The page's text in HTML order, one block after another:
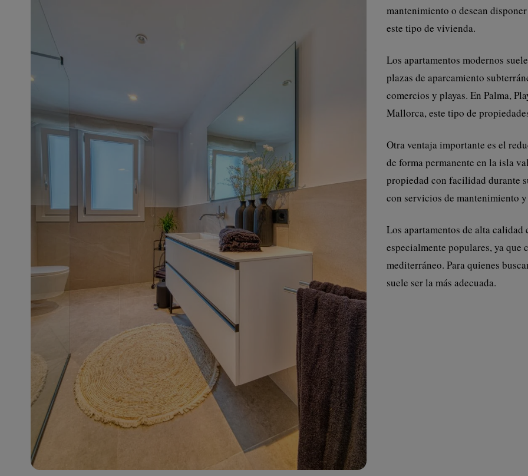
mantenimiento o desean
este tipo de vivienda.
Los apartamentos modernos
plazas de aparcamiento
comercios y playas. En Palma,
Mallorca, este tipo de
Otra ventaja importante es el
de forma permanente en la isla
propiedad con facilidad durante
con servicios de mantenimiento
Los apartamentos de alta
especialmente populares, ya
mediterráneo. Para quienes
suele ser la más adecuada.